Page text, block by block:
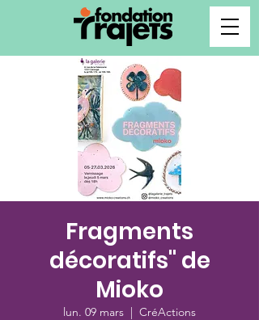
Fragments
décoratifs" de
Mioko
lun. 09 mars
  |
CréActions